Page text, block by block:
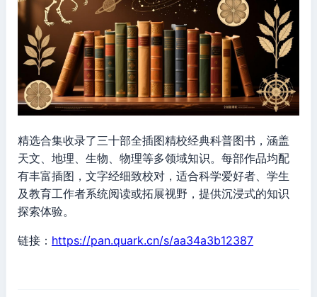
精选合集收录了三十部全插图精校经典科普图书，涵盖
天文、地理、生物、物理等多领域知识。每部作品均配
有丰富插图，文字经细致校对，适合科学爱好者、学生
及教育工作者系统阅读或拓展视野，提供沉浸式的知识
探索体验。
链接： https://pan.quark.cn/s/aa34a3b12387